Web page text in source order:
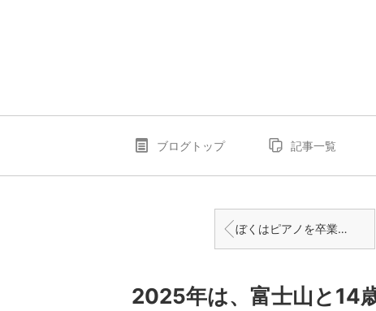
ブログトップ 記事一覧
ぼくはピアノを卒業します!
2025年は、富士山と14